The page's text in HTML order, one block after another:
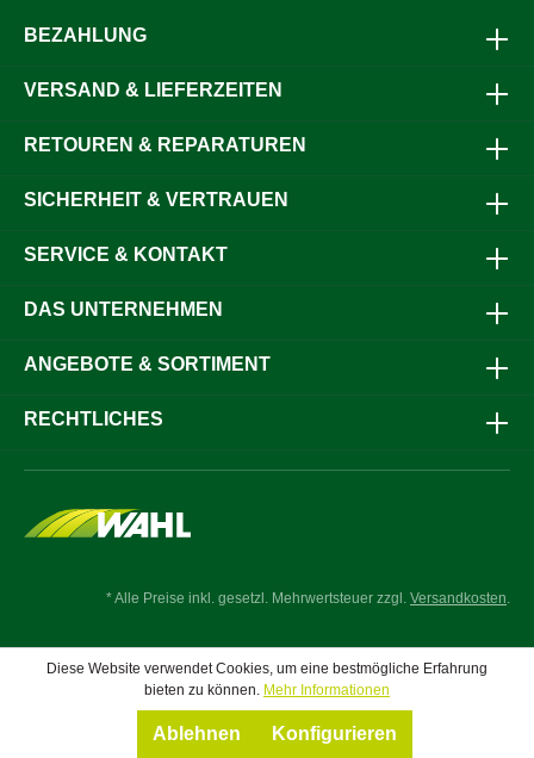
BEZAHLUNG
VERSAND & LIEFERZEITEN
RETOUREN & REPARATUREN
SICHERHEIT & VERTRAUEN
SERVICE & KONTAKT
DAS UNTERNEHMEN
ANGEBOTE & SORTIMENT
RECHTLICHES
* Alle Preise inkl. gesetzl. Mehrwertsteuer zzgl. Versandkosten.
Diese Website verwendet Cookies, um eine bestmögliche Erfahrung
bieten zu können. Mehr Informationen
Ablehnen Konfigurieren